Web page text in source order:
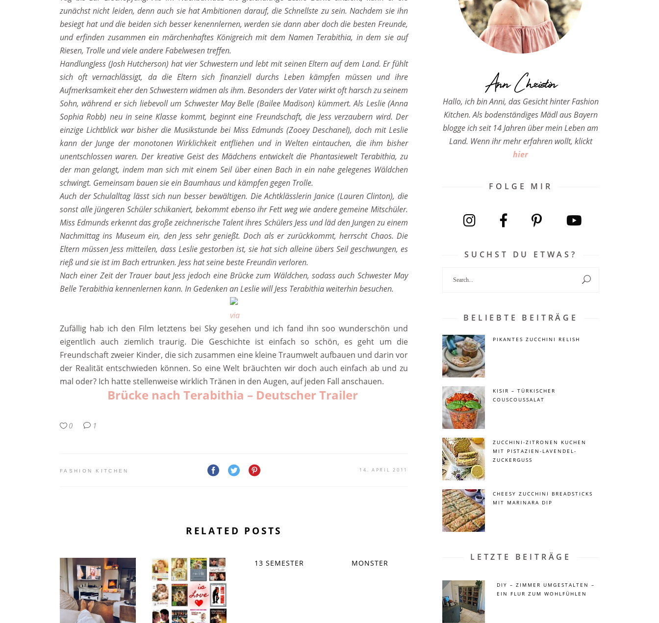
zunächst nicht leiden, denn auch sie hat Ambitionen darauf, die Schnellste zu sein. Nachdem sie ihn
besiegt hat und die beiden sich besser kenennlernen, werden sie dann aber doch die besten Freunde,
und erfinden zusammen ein märchenhaftes Königreich mit dem Namen Terabithia, in dem sie auf
Riesen, Trolle und viele andere Fabelwesen treffen.
HandlungJess (Josh Hutcherson) hat vier Schwestern und lebt mit seinen Eltern auf dem Land. Er fühlt
sich oft vernachlässigt, da die Eltern sich finanziell durchs Leben kämpfen müssen und ihre
Aufmerksamkeit eher den Schwestern widmen als ihm. Besonders der Vater wirkt oft harsch zu seinem
Sohn, während er sich liebevoll um Schwester May Belle (Bailee Madison) kümmert. Als Leslie (Anna
Sophia Robb) neu in seine Klasse kommt, beginnt eine Freundschaft, die Jess verzaubern wird. Der
einzige Lichtblick war bisher die Musikstunde bei Miss Edmunds (Zooey Deschanel), doch mit Leslie
kann der Junge der monotonen Wirklichkeit entfliehen und in Welten eintauchen, die ihm bisher
unentschlossen waren. Der kreative Geist des Mädchens entwickelt die Phantasiewelt Terabithia, zu
der man gelangt, indem man sich mit einem Seil über einen Bach in ein nahe gelegenes Wäldchen
schwingt. Gemeinsam bauen sie ein Baumhaus und kämpfen gegen Trolle.
Auch der Schulalltag lässt sich nun besser bewältigen. Die Achtklässlerin Janice (Lauren Clinton), die
sonst alle jüngeren Schüler schikaniert, bekommt ebenso ihr Fett weg wie andere gemeine Mitschüler.
Miss Edmunds erkennt das große zeichnerische Talent ihres Schülers Jess und läd den Jungen zu einem
Nachmittag ins Museum ein, den Jess sehr genießt. Doch als er zurückkommt, herrscht Chaos. Die
Eltern müssen Jess mitteilen, dass Leslie gestorben ist, sie hat sich alleine übers Seil geschwungen, es
rieß und sie ist im Bach ertrunken. Jess hat seine beste Freundin verloren.
Nach einer Zeit der Trauer baut Jess jedoch eine Brücke zum Wäldchen, sodass auch Schwester May
Belle Terabithia kennenlernen kann. In Gedenken an Leslie will Jess Terabithia weiterhin besuchen.
via
Zufällig hab ich den Film letztens bei Sky gesehen und ich fand ihn soo wunderschön und
eigentlich auch ziemlich traurig. Die Geschichte ist einfach so schön, es geht um die
Freundschaft zweier Kinder, die sich zusammen eine kleine Traumwelt aufbauen und darin vor
der Realität entschwieden können. So eine Welt bräuchten wir doch auch einfach ab und zu
mal oder? Ich hatte stellenweise wirklich Tränen in den Augen, auf jeden Fall anschauen.
Brücke nach Terabithia – Deutscher Trailer
0 1
FASHION KITCHEN 14. APRIL 2011
RELATED POSTS
13 SEMESTER MONSTER
Ann Christin
Hallo, ich bin Anni, das Gesicht hinter Fashion
Kitchen. Als bodenständiges Mädl aus Bayern
blogge ich seit 14 Jahren über mein Leben am
Land. Wenn ihr mehr erfahren wollt, klickt
hier
FOLGE MIR
SUCHST DU ETWAS?
BELIEBTE BEITRÄGE
PIKANTES ZUCCHINI RELISH
KISIR – TÜRKISCHER
COUSCOUSSALAT
ZUCCHINI-ZITRONEN KUCHEN
MIT PISTAZIEN-LAVENDEL-
ZUCKERGUSS
CHEESY ZUCCHINI BREADSTICKS
MIT MARINARA DIP
LETZTE BEITRÄGE
DIY – ZIMMER UMGESTALTEN –
EIN FLUR ZUM WOHLFÜHLEN